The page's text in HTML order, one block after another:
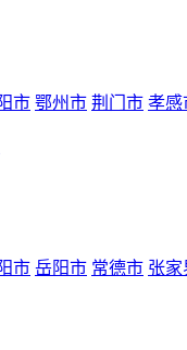
市 鄂州市 荆门市 孝感
市 岳阳市 常德市 张家